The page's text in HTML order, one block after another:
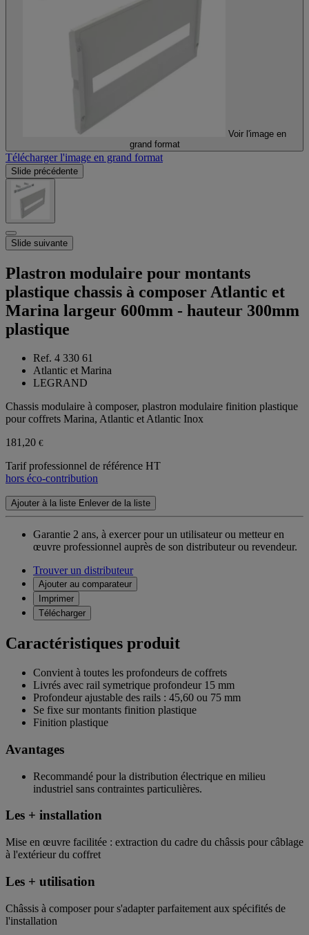
Voir l'image en
grand format
Télécharger l'image en grand format
Slide précédente
Slide suivante
Plastron modulaire pour montants
plastique chassis à composer Atlantic et
Marina largeur 600mm - hauteur 300mm
plastique
Ref. 4 330 61
Atlantic et Marina
LEGRAND
Chassis modulaire à composer, plastron modulaire finition plastique
pour coffrets Marina, Atlantic et Atlantic Inox
181,20 €
Tarif professionnel de référence HT
hors éco-contribution
Ajouter à la liste Enlever de la liste
Garantie 2 ans, à exercer pour un utilisateur ou metteur en
œuvre professionnel auprès de son distributeur ou revendeur.
Trouver un distributeur
Ajouter au comparateur
Imprimer
Télécharger
Caractéristiques produit
Convient à toutes les profondeurs de coffrets
Livrés avec rail symetrique profondeur 15 mm
Profondeur ajustable des rails : 45,60 ou 75 mm
Se fixe sur montants finition plastique
Finition plastique
Avantages
Recommandé pour la distribution électrique en milieu
industriel sans contraintes particulières.
Les + installation
Mise en œuvre facilitée : extraction du cadre du châssis pour câblage
à l'extérieur du coffret
Les + utilisation
Châssis à composer pour s'adapter parfaitement aux spécifités de
l'installation